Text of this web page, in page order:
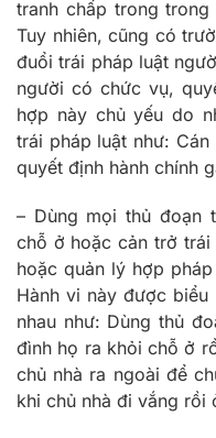
tranh chấp trong
Tuy nhiên, cũng có
đuổi trái pháp luật
người có chức vụ,
hợp này chủ yếu do
trái pháp luật như:
quyết định hành chính
– Dùng mọi thủ đoạn
chỗ ở hoặc cản trở
hoặc quản lý hợp
Hành vi này được biểu
nhau như: Dùng thủ
đình họ ra khỏi chỗ ở
chủ nhà ra ngoài để
khi chủ nhà đi vắng rồi